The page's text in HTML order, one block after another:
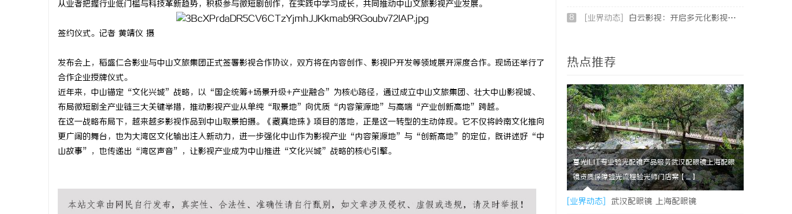
从业者把握行业低门槛与科技革新趋势，积极参与微短剧创作，在实践中学习成长，共同推动中山文旅影视产业发展。
签约仪式。记者 黄靖仪 摄
发布会上，稻盛仁合影业与中山文旅集团正式签署影视合作协议，双方将在内容创作、影视IP开发等领域展开深度合作。现场还举行了
合作企业授牌仪式。
近年来，中山锚定“文化兴城”战略，以“国企统筹+场景升级+产业融合”为核心路径，通过成立中山文旅集团、壮大中山影视城、
布局微短剧全产业链三大关键举措，推动影视产业从单纯“取景地”向优质“内容策源地”与高端“产业创新高地”跨越。
在这一战略布局下，越来越多影视作品到中山取景拍摄。《藏真地珠》项目的落地，正是这一转型的生动体现。它不仅将岭南文化推向
更广阔的舞台，也为大湾区文化输出注入新动力，进一步强化中山作为影视产业“内容策源地”与“创新高地”的定位，既讲述好“中
山故事”，也传递出“湾区声音”，让影视产业成为中山推进“文化兴城”战略的核心引擎。
8 [业界动态] 白云影视：开启多元化影视创作新时代的领航者
热点推荐
暮光ILIT专业验光配镜产品服务武汉配眼镜上海配眼
镜资质保障验光流程验光师门店案【....】
[业界动态] 武汉配眼镜 上海配眼镜